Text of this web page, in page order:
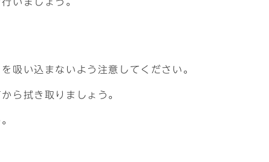
吸い込まないよう注意してください。
ら拭き取りましょう。